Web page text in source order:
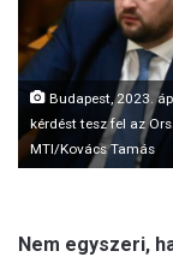
l
Budapest, 2023.
kérdést tesz fel az
MTI/Kovács Tamás
Nem egyszeri,